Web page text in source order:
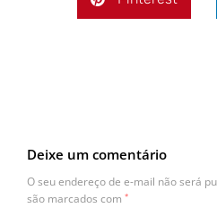
Deixe um comentário
O seu endereço de e-mail não será
são marcados com *